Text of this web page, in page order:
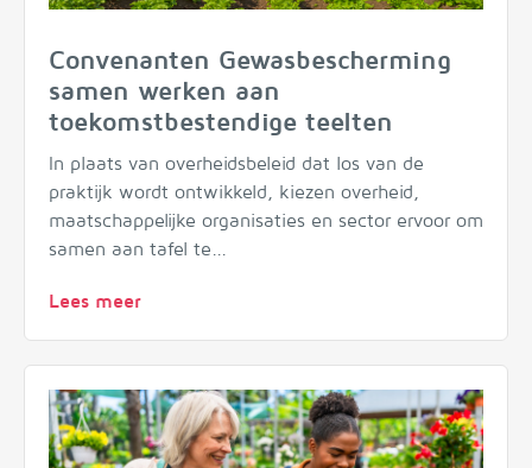
Convenanten Gewasbescherming
samen werken aan
toekomstbestendige teelten
In plaats van overheidsbeleid dat los van de
praktijk wordt ontwikkeld, kiezen overheid,
maatschappelijke organisaties en sector ervoor om
samen aan tafel te...
Lees meer